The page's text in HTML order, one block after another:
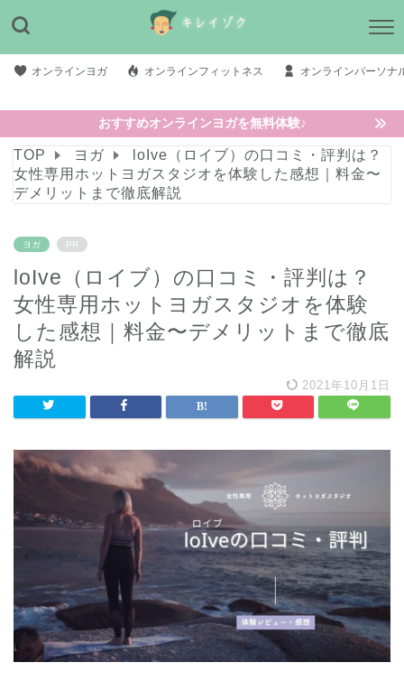
オンラインヨガ オンラインフィットネス オンラインパーソナ
おすすめオンラインヨガを無料体験♪
TOP ヨガ
loIve（ロイブ）の口コミ・評判は？
女性専用ホットヨガスタジオを体験した感想｜料金〜
デメリットまで徹底解説
ヨガ PR
loIve（ロイブ）の口コミ・評判は？
女性専用ホットヨガスタジオを体験
した感想｜料金〜デメリットまで徹底
解説
2021年10月1日